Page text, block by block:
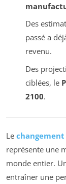
Des
passé a
revenu.
Des
ciblées, le
2100.
Le
représente une
monde entier.
entraîner une